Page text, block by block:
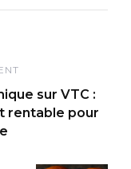
sur VTC :
rentable pour